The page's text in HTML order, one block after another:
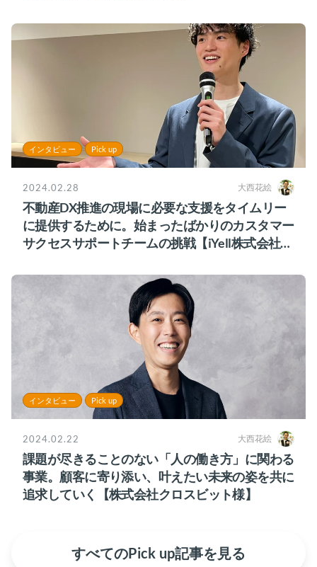
インタビュー Pick up
2024.02.28 大西花絵
不動産DX推進の現場に必要な支援をタイムリー
に提供するために。始まったばかりのカスタマー
サクセスサポートチームの挑戦【iYell株式会社
インタビュー Pick up
2024.02.22 大西花絵
課題が尽きることのない「人の働き方」に関わる
事業。顧客に寄り添い、叶えたい未来の姿を共に
追求していく【株式会社クロスビット様】
すべてのPick up記事を見る